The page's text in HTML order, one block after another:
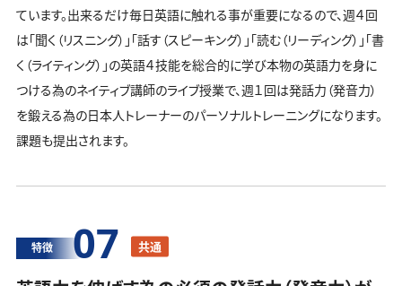
ています。出来るだけ毎日英語に触れる事が重要になるので、週４回
は「聞く（リスニング）」「話す（スピーキング）」「読む（リーディング）」「書
く（ライティング）」の英語４技能を総合的に学び本物の英語力を身に
つける為のネイティブ講師のライブ授業で、週１回は発話力（発音力）
を鍛える為の日本人トレーナーのパーソナルトレーニングになります。
課題も提出されます。
特徴 07 共通